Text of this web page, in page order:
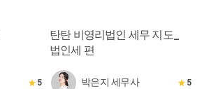
5
탄탄 비영리법인 세무 지도_
법인세 편
박은지 세무사 5